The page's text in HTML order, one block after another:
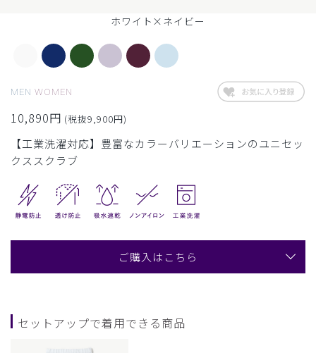
ホワイト×ネイビー
MEN WOMEN
10,890円 (税抜9,900円)
【工業洗濯対応】豊富なカラーバリエーションのユニセッ
クススクラブ
ご購入はこちら
セットアップで着用できる商品